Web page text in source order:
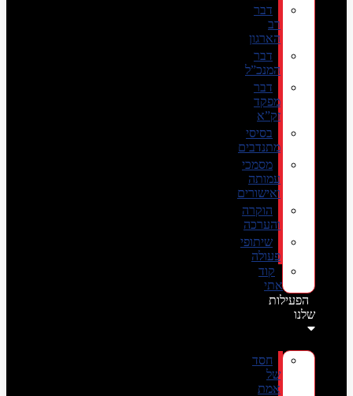
דבר
רב
הארגון
דבר
המנכ”ל
דבר
מפקד
זק”א
בסיסי
מתנדבים
מסמכי
עמותה
ואישורים
הוקרה
והערכה
שיתופי
פעולה
קוד
אתי
הפעילות
שלנו
חסד
של
אמת